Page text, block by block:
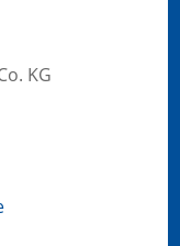
KG